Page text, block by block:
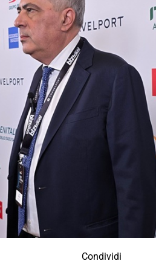
Condividi